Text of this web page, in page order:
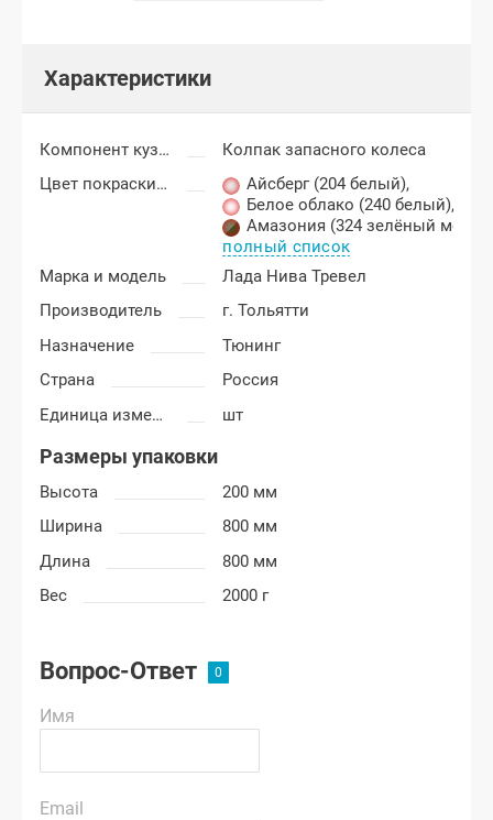
Характеристики
Компонент кузова
Колпак запасного колеса
Цвет покраски Лада Нива Тревел (Travel)
Айсберг (204 белый),
Белое облако (240 белый),
Амазония (324 зелёный
полный список
Марка и модель
Лада Нива Тревел
Производитель
г. Тольятти
Назначение
Тюнинг
Страна
Россия
Единица измерения
шт
Размеры упаковки
Высота
200 мм
Ширина
800 мм
Длина
800 мм
Вес
2000 г
Вопрос-Ответ
Имя
Email